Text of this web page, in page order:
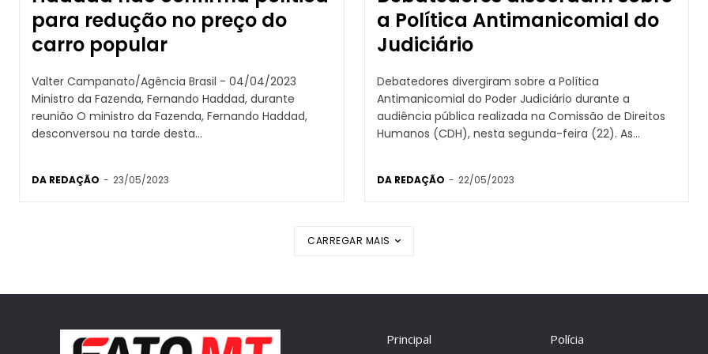
para redução no preço do
carro popular
Valter Campanato/Agência Brasil - 04/04/2023
Ministro da Fazenda, Fernando Haddad, durante
reunião O ministro da Fazenda, Fernando Haddad,
desconversou na tarde desta...
DA REDAÇÃO - 23/05/2023
a Política Antimanicomial do
Judiciário
Debatedores divergiram sobre a Política
Antimanicomial do Poder Judiciário durante a
audiência pública realizada na Comissão de Direitos
Humanos (CDH), nesta segunda-feira (22). As...
DA REDAÇÃO - 22/05/2023
CARREGAR MAIS
Principal Polícia